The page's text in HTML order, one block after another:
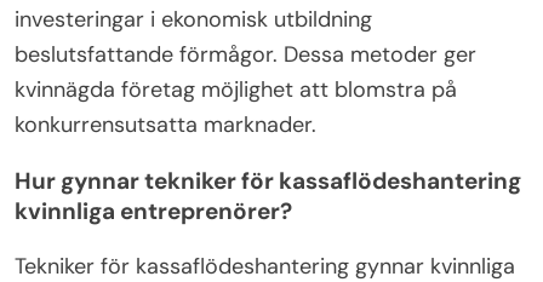
investeringar i ekonomisk utbildning
beslutsfattande förmågor. Dessa metoder ger
kvinnägda företag möjlighet att blomstra på
konkurrensutsatta marknader.
Hur gynnar tekniker för kassaflödeshantering
kvinnliga entreprenörer?
Tekniker för kassaflödeshantering gynnar kvinnliga